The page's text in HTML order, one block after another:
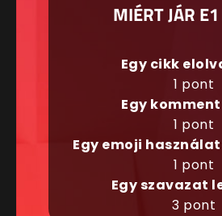
MIÉRT JÁR
Egy cikk
1 pont
Egy
1 pont
Egy emoji
1 pont
Egy szavazat
3 pont